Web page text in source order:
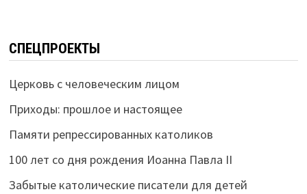
СПЕЦПРОЕКТЫ
Церковь с человеческим лицом
Приходы: прошлое и настоящее
Памяти репрессированных католиков
100 лет со дня рождения Иоанна Павла II
Забытые католические писатели для детей